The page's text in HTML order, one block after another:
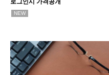
로그인시 가격공개
NEW